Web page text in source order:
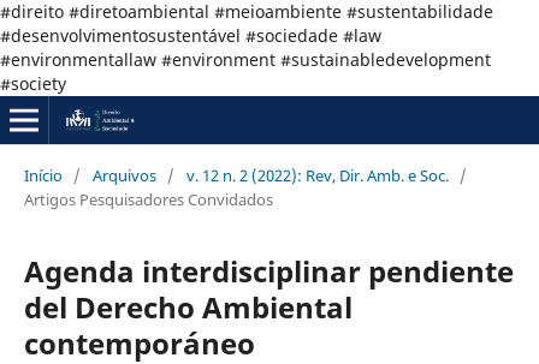
#direito #diretoambiental #meioambiente #sustentabilidade
#desenvolvimentosustentável #sociedade #law
#environmentallaw #environment #sustainabledevelopment
#society
Início / Arquivos / v. 12 n. 2 (2022): Rev, Dir. Amb. e Soc. /
Artigos Pesquisadores Convidados
Agenda interdisciplinar pendiente
del Derecho Ambiental
contemporáneo